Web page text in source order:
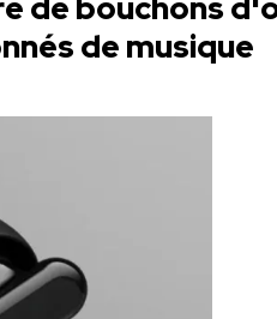
de bouchons
de musique